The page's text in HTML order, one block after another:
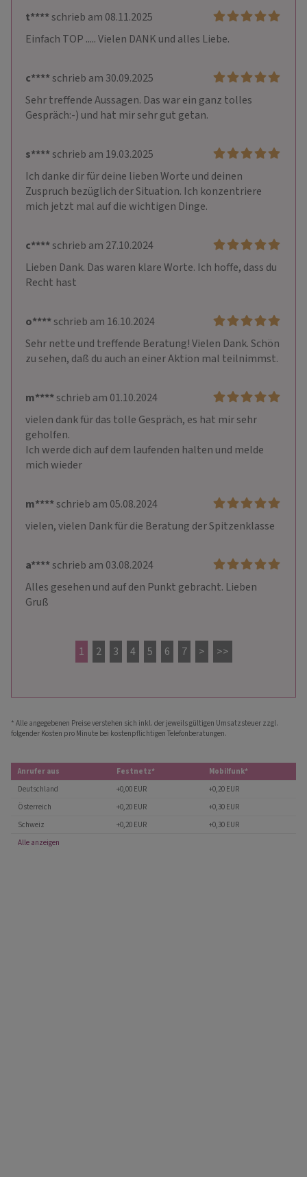
t****schrieb am 08.11.2025
Einfach TOP ..... Vielen DANK und alles Liebe.
c****schrieb am 30.09.2025
Sehr treffende Aussagen. Das war ein ganz tolles
Gespräch:-) und hat mir sehr gut getan.
s****schrieb am 19.03.2025
Ich danke dir für deine lieben Worte und deinen
Zuspruch bezüglich der Situation. Ich konzentriere
mich jetzt mal auf die wichtigen Dinge.
c****schrieb am 27.10.2024
Lieben Dank. Das waren klare Worte. Ich hoffe, dass du
Recht hast
o****schrieb am 16.10.2024
Sehr nette und treffende Beratung! Vielen Dank. Schön
zu sehen, daß du auch an einer Aktion mal teilnimmst.
m****schrieb am 01.10.2024
vielen dank für das tolle Gespräch, es hat mir sehr
geholfen.
Ich werde dich auf dem laufenden halten und melde
mich wieder
m****schrieb am 05.08.2024
vielen, vielen Dank für die Beratung der Spitzenklasse
a****schrieb am 03.08.2024
Alles gesehen und auf den Punkt gebracht. Lieben
Gruß
1 2 3 4 5 6 7 > >>
* Alle angegebenen Preise verstehen sich inkl. der jeweils gültigen Umsatzsteuer zzgl.
folgender Kosten pro Minute bei kostenpflichtigen Telefonberatungen.
Anrufer aus Festnetz*
Mobilfunk*
Deutschland
+0,00 EUR
+0,20 EUR
Österreich
+0,20 EUR
+0,30 EUR
Schweiz
+0,20 EUR
+0,30 EUR
Alle anzeigen